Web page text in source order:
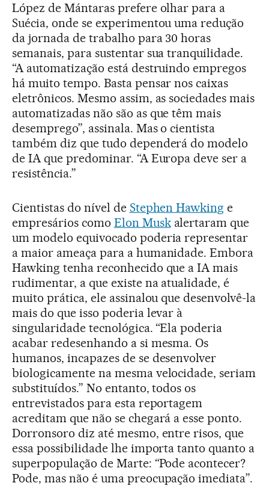
López de Mántaras prefere olhar para a
Suécia, onde se experimentou uma redução
da jornada de trabalho para 30 horas
semanais, para sustentar sua tranquilidade.
“A automatização está destruindo empregos
há muito tempo. Basta pensar nos caixas
eletrônicos. Mesmo assim, as sociedades mais
automatizadas não são as que têm mais
desemprego”, assinala. Mas o cientista
também diz que tudo dependerá do modelo
de IA que predominar. “A Europa deve ser a
resistência.”
Cientistas do nível de Stephen Hawking e
empresários como Elon Muskalertaram que
um modelo equivocado poderia representar
a maior ameaça para a humanidade. Embora
Hawking tenha reconhecido que a IA mais
rudimentar, a que existe na atualidade, é
muito prática, ele assinalou que desenvolvê-la
mais do que isso poderia levar à
singularidade tecnológica. “Ela poderia
acabar redesenhando a si mesma. Os
humanos, incapazes de se desenvolver
biologicamente na mesma velocidade, seriam
substituídos.” No entanto, todos os
entrevistados para esta reportagem
acreditam que não se chegará a esse ponto.
Dorronsoro diz até mesmo, entre risos, que
essa possibilidade lhe importa tanto quanto a
superpopulação de Marte: “Pode acontecer?
Pode, mas não é uma preocupação imediata”.